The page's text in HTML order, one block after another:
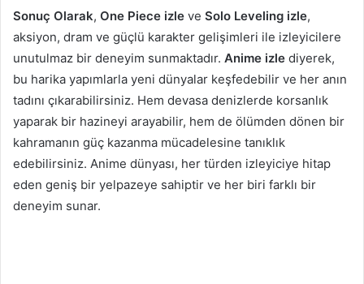
Sonuç Olarak, One Piece izle ve Solo Leveling izle,
aksiyon, dram ve güçlü karakter gelişimleri ile izleyicilere
unutulmaz bir deneyim sunmaktadır. Anime izle diyerek,
bu harika yapımlarla yeni dünyalar keşfedebilir ve her anın
tadını çıkarabilirsiniz. Hem devasa denizlerde korsanlık
yaparak bir hazineyi arayabilir, hem de ölümden dönen bir
kahramanın güç kazanma mücadelesine tanıklık
edebilirsiniz. Anime dünyası, her türden izleyiciye hitap
eden geniş bir yelpazeye sahiptir ve her biri farklı bir
deneyim sunar.